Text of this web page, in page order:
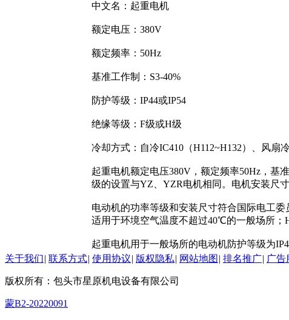
中文名：起重电机
额定电压：380V
额定频率：50Hz
基准工作制：S3-40%
防护等级：IP44或IP54
绝缘等级：F级或H级
冷却方式：自冷IC410（H112~H132）、风扇
起重电机额定电压380V，额定频率50Hz，基
级的设置与YZ、YZR电机相同。电机安装尺
电动机的功率等级和安装尺寸符合国际电工
适用于环境空气温度不超过40℃的一般场所；
起重电机用于一般场所的电动机防护等级为
关于我们| 联系方式| 使用协议| 版权隐私| 网站地图 | 排名推广| 广告
版权所有：包头市星原机电设备有限公司
蒙B2-20220091